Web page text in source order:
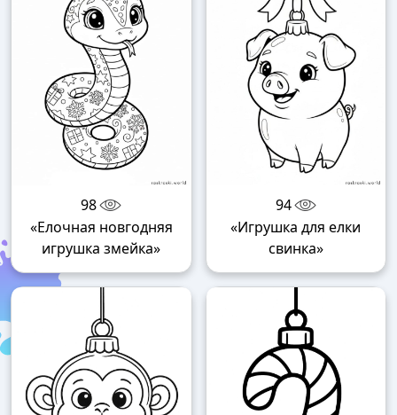
98
«Елочная новгодняя
игрушка змейка»
94
«Игрушка для елки
свинка»